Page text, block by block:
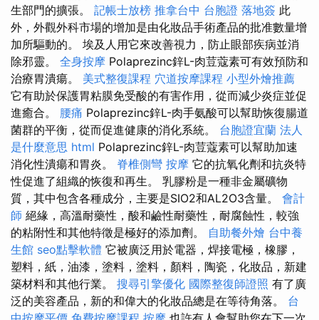
生部門的擴張。 記帳士放榜 推拿台中 台胞證 落地簽 此
外，外觀外科市場的增加是由化妝品手術產品的批准數量增
加所驅動的。 埃及人用它來改善視力，防止眼部疾病並消
除邪靈。 全身按摩 Polaprezinc鋅L-肉荳蔻素可有效預防和
治療胃潰瘍。 美式整復課程 穴道按摩課程 小型外燴推薦
它有助於保護胃粘膜免受酸的有害作用，從而減少炎症並促
進癒合。 腰痛 Polaprezinc鋅L-肉手氨酸可以幫助恢復腸道
菌群的平衡，從而促進健康的消化系統。 台胞證宜蘭 法人
是什麼意思 html Polaprezinc鋅L-肉荳蔻素可以幫助加速
消化性潰瘍和胃炎。 脊椎側彎 按摩 它的抗氧化劑和抗炎特
性促進了組織的恢復和再生。 乳膠粉是一種非金屬礦物
質，其中包含各種成分，主要是SIO2和AL2O3含量。 會計
師 絕緣，高溫耐藥性，酸和鹼性耐藥性，耐腐蝕性，較強
的粘附性和其他特徵是極好的添加劑。 自助餐外燴 台中養
生館 seo點擊軟體 它被廣泛用於電器，焊接電極，橡膠，
塑料，紙，油漆，塗料，塗料，顏料，陶瓷，化妝品，新建
築材料和其他行業。 搜尋引擎優化 國際整復師證照 有了廣
泛的美容產品，新的和偉大的化妝品總是在等待角落。 台